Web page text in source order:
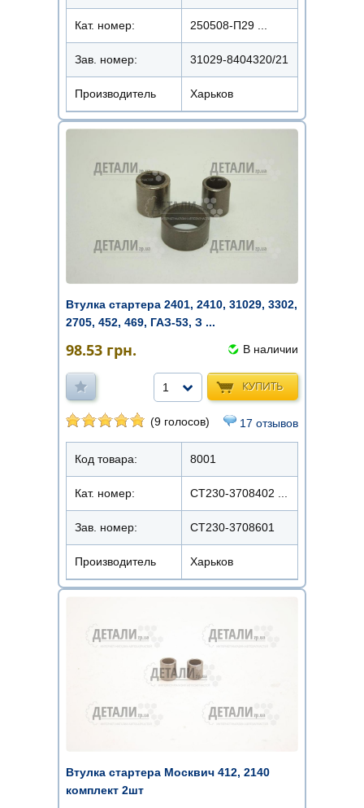
Кат. номер: 250508-П29 ...
Зав. номер: 31029-8404320/21
Производитель Харьков
Втулка стартера 2401, 2410, 31029, 3302,
2705, 452, 469, ГАЗ-53, З ...
98.53 грн. В наличии
КУПИТЬ
1
(9 голосов) 17 отзывов
Код товара: 8001
Кат. номер: СТ230-3708402 ...
Зав. номер: СТ230-3708601
Производитель Харьков
Втулка стартера Москвич 412, 2140
комплект 2шт